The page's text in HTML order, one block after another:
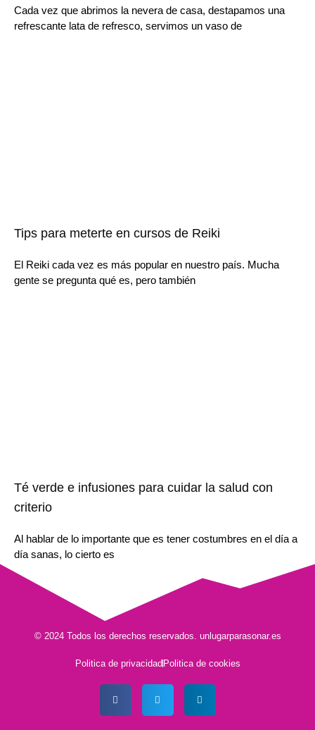
Cada vez que abrimos la nevera de casa, destapamos una
refrescante lata de refresco, servimos un vaso de
Tips para meterte en cursos de Reiki
El Reiki cada vez es más popular en nuestro país. Mucha
gente se pregunta qué es, pero también
Té verde e infusiones para cuidar la salud con
criterio
Al hablar de lo importante que es tener costumbres en el día a
día sanas, lo cierto es
© 2024 Todos los derechos reservados. unlugarparasonar.es
Politica de privacidad Politica de cookies